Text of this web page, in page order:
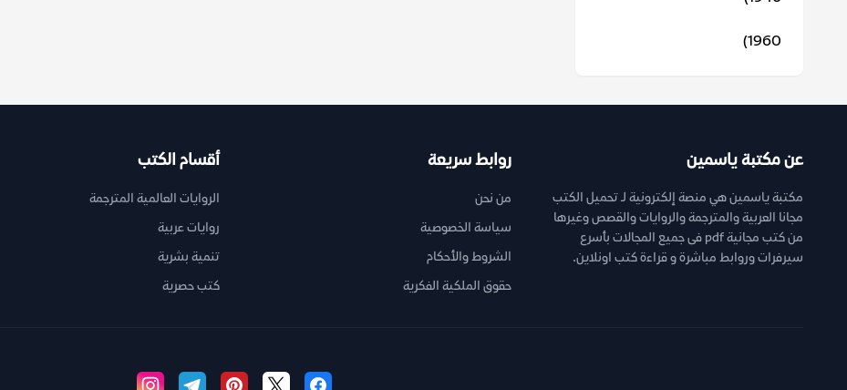
1960)
عن مكتبة ياسمين
مكتبة ياسمين هي منصة إلكترونية لـ تحميل الكتب
مجانا العربية والمترجمة والروايات والقصص وغيرها
من كتب مجانية pdf فى جميع المجالات بأسرع
سيرفرات وروابط مباشرة و قراءة كتب اونلاين.
روابط سريعة
من نحن
سياسة الخصوصية
الشروط والأحكام
حقوق الملكية الفكرية
أقسام الكتب
الروايات العالمية المترجمة
روايات عربية
تنمية بشرية
كتب حصرية